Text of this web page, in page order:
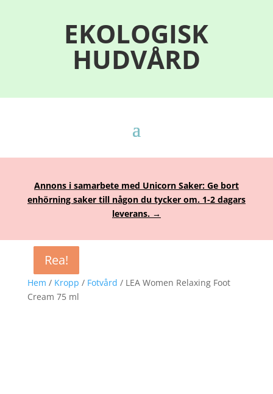
EKOLOGISK
HUDVÅRD
Annons i samarbete med Unicorn Saker: Ge bort
enhörning saker till någon du tycker om. 1-2 dagars
leverans. →
Hem / Kropp / Fotvård / LEA Women Relaxing Foot
Cream 75 ml
Rea!
Rea!
Rea!
Rea!